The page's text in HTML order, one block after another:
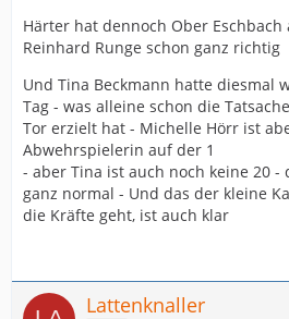
Härter hat dennoch Ober
Reinhard Runge schon ganz richtig
Und Tina Beckmann hatte diesmal
Tag - was alleine schon die
Tor erzielt hat - Michelle Hörr ist
Abwehrspielerin auf der 1
- aber Tina ist auch noch keine 20
ganz normal - Und das der kleine
die Kräfte geht, ist auch klar
Lattenknaller